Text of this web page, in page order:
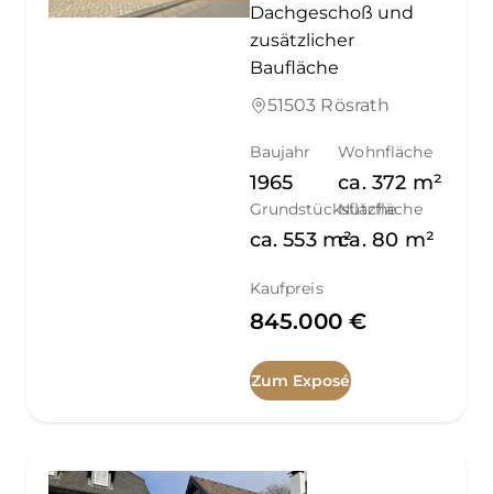
Dachgeschoß und
zusätzlicher
Baufläche
51503 Rösrath
Baujahr
1965
Wohnfläche
ca. 372 m²
Grundstücksfläche
ca. 553 m²
Nutzfläche
ca. 80 m²
Kaufpreis
845.000 €
Zum Exposé